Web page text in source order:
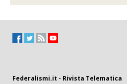
Federalismi.it - Rivista Telematica